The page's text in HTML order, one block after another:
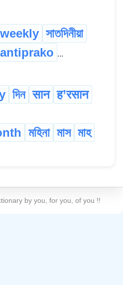
weekly সাতদিনীয়া
antiprako ...
দিন सान ह’रसान
মহিনা মাস মাহ
by you, for you, of you !!